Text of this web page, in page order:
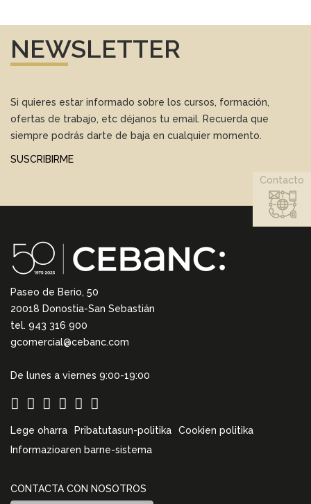
NEWSLETTER
Si quieres estar informado sobre los cursos, formación,
ofertas de trabajo, etc déjanos tu email. Recuerda que
siempre podrás darte de baja en cualquier momento.
SUSCRIBIRME
Paseo de Berio, 50
20018 Donostia-San Sebastián
tel. 943 316 900
gcomercial@cebanc.com
De lunes a viernes 9:00-19:00
Lege oharra Pribatutasun-politika
Cookien politika
Informazioaren barne-sistema
CONTACTA CON NOSOTROS
Contacto